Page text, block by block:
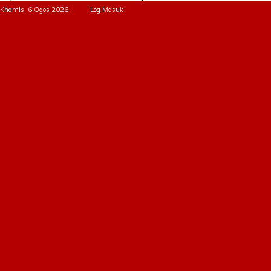
Khamis, 6 Ogos 2026 Log Masuk